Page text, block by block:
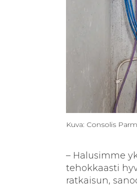
Kuva: Consolis
– Halusimme
tehokkaasti
ratkaisun,